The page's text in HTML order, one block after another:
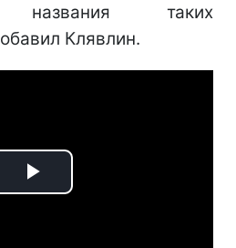
названия таких
Клявлин.
Play